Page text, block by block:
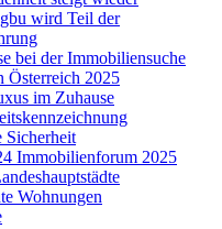
wird Teil der
bei der Immobiliensuche
Österreich 2025
im Zuhause
Sicherheit
Immobilienforum 2025
Wohnungen